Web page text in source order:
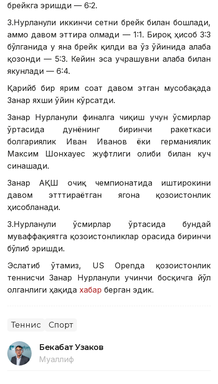
брейкга эришди — 6:2.
З.Нурланули иккинчи сетни брейк билан бошлади,
аммо давом эттира олмади — 1:1. Бироқ ҳисоб 3:3
бўлганида у яна брейк қилди ва ўз ўйинида ғалаба
қозонди — 5:3. Кейин эса учрашувни ғалаба билан
якунлади — 6:4.
Қарийб бир ярим соат давом этган мусобақада
Занғар яхши ўйин кўрсатди.
Занғар Нурланули финалга чиқиш учун ўсмирлар
ўртасида дунёнинг биринчи ракеткаси
болгариялик Иван Иванов ёки германиялик
Максим Шонхауес жуфтлиги ғолиби билан куч
синашади.
Занғар АҚШ очиқ чемпионатида иштирокини
давом этттираётган ягона қозоғистонлик
ҳисобланади.
З.Нурланули ўсмирлар ўртасида бундай
муваффақиятга қозоғистонликлар орасида биринчи
бўлиб эришди.
Эслатиб ўтамиз, US Openда қозоғистонлик
теннисчи Занғар Нурланули учинчи босқичга йўл
олганлиги ҳақида хабар берган эдик.
Теннис Спорт
Бекабат Узаков
Муаллиф